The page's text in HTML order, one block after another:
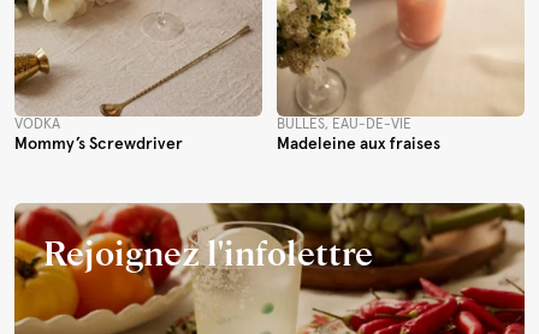
VODKA
Mommy’s Screwdriver
BULLES, EAU-DE-VIE
Madeleine aux fraises
Rejoignez l'infolettre